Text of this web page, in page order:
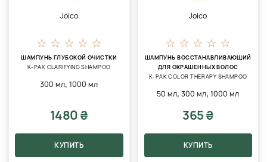
Joico
ШАМПУНЬ ГЛУБОКОЙ ОЧИСТКИ
K-PAK CLARIFYING SHAMPOO
300 мл,1000 мл
1480 ₴
КУПИТЬ
Joico
ШАМПУНЬ ВОССТАНАВЛИВАЮЩИЙ
ДЛЯ ОКРАШЕННЫХ ВОЛОС
K-PAK COLOR THERAPY SHAMPOO
50 мл,300 мл,1000 мл
365 ₴
КУПИТЬ